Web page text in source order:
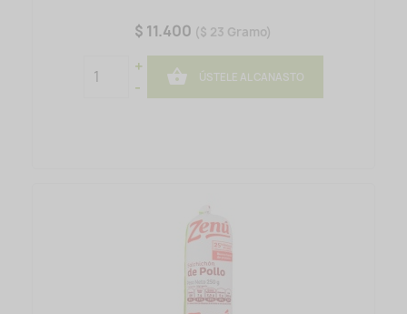
$ 11.400 ($ 23 Gramo)
+
-
 ÚSTELE AL CANASTO